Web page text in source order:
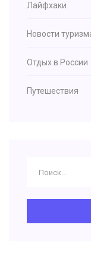
Лайфхаки
Новости
Отдых в России
Путешествия